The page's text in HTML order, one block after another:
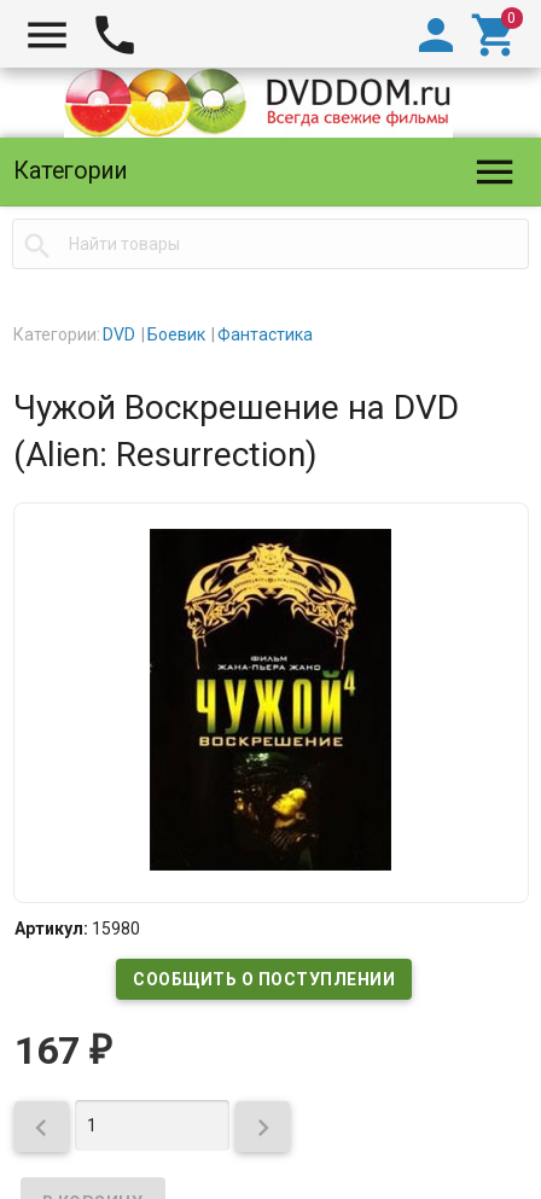
  

Категории 

Категории: DVD Боевик Фантастика
Чужой Воскрешение на DVD
(Alien: Resurrection)
Артикул: 15980
СООБЩИТЬ О ПОСТУПЛЕНИИ
167 ₽
 